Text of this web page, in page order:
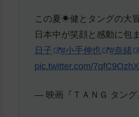
この夏☀健とタングの大
日本中が笑顔と感動に包
日子
#小手伸也 #奈緒
pic.twitter.com/
— 映画『ＴＡＮＧ タング